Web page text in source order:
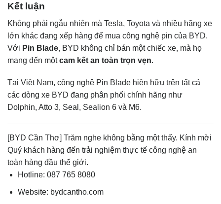
Kết luận
Không phải ngẫu nhiên mà Tesla, Toyota và nhiều hãng xe
lớn khác đang xếp hàng để mua công nghệ pin của BYD.
Với Pin Blade, BYD không chỉ bán một chiếc xe, mà họ
mang đến mộtcam kết an toàn trọn vẹn.
Tại Việt Nam, công nghệ Pin Blade hiện hữu trên tất cả
các dòng xe BYD đang phân phối chính hãng như
Dolphin, Atto 3, Seal , Sealion 6 và M6.
[BYD Cần Thơ] Trăm nghe không bằng một thấy. Kính mời
Quý khách hàng đến trải nghiệm thực tế công nghệ an
toàn hàng đầu thế giới.
Hotline: 087 765 8080
Website: bydcantho.com